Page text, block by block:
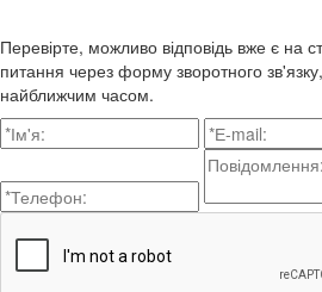
Перевірте, можливо відповідь вже є на
питання через форму зворотного
найближчим часом.